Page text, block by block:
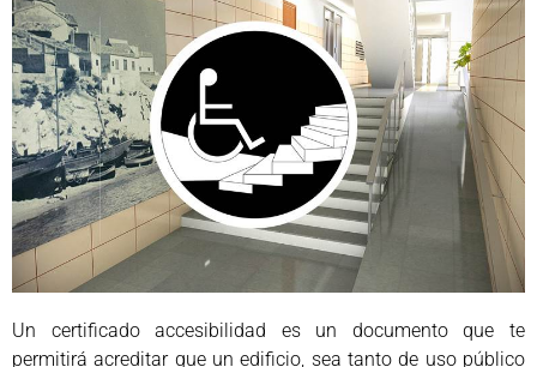
Un certificado accesibilidad es un documento que te
permitirá acreditar que un edificio, sea tanto de uso público